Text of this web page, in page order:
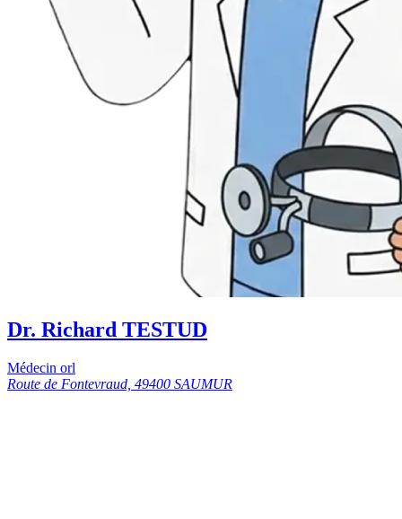
Dr. Richard TESTUD
Médecin orl
Route de Fontevraud, 49400 SAUMUR